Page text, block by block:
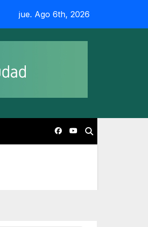
CESUAR celebró sus 55 años
jue. Ago 6th, 2026